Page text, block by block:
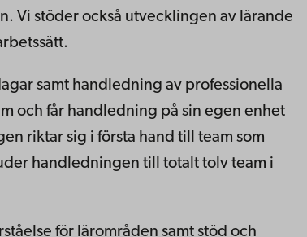
Vi stöder också utvecklingen av lärande
samt handledning av professionella
och får handledning på sin egen enhet
riktar sig i första hand till team som
handledningen till totalt tolv team i
för lärområden samt stöd och